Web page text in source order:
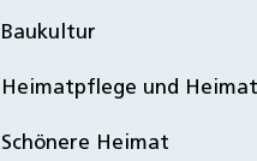
Baukultur
Heimatpflege und
Schönere Heimat